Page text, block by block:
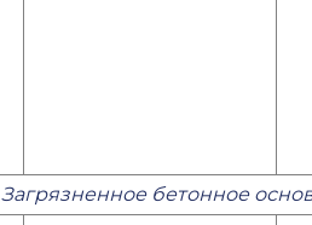
Загрязненное бетонное